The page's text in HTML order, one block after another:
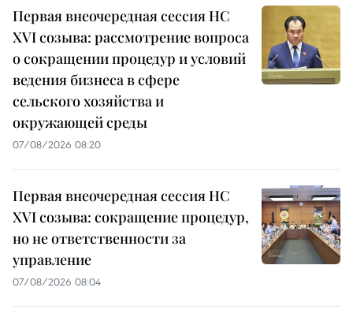
Первая внеочередная сессия НС
XVI созыва: рассмотрение вопроса
о сокращении процедур и условий
ведения бизнеса в сфере
сельского хозяйства и
окружающей среды
07/08/2026 08:20
Первая внеочередная сессия НС
XVI созыва: сокращение процедур,
но не ответственности за
управление
07/08/2026 08:04